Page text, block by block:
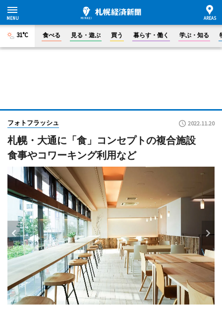
31°C 食べる 見る・遊ぶ 買う 暮らす・働く 学ぶ・知る
フォトフラッシュ 2022.11.20
札幌・大通に「食」コンセプトの複合施設
食事やコワーキング利用など